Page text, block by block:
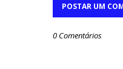
POSTAR UM
0 Comentários